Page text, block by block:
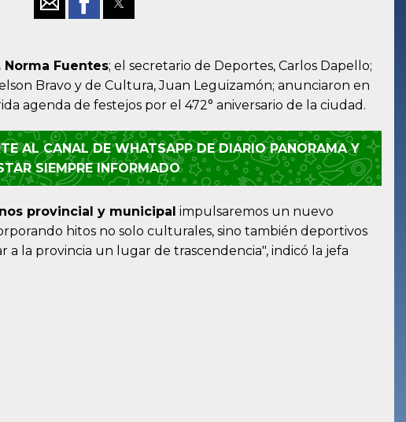
Fuentes; el secretario de Deportes, Carlos Dapello;
Bravo y de Cultura, Juan Leguizamón; anunciaron en
agenda de festejos por el 472° aniversario de la ciudad.
AL CANAL DE WHATSAPP DE DIARIO PANORAMA Y
SIEMPRE INFORMADO
provincial y municipal impulsaremos un nuevo
hitos no solo culturales, sino también deportivos
la provincia un lugar de trascendencia", indicó la jefa